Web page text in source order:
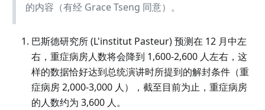
的内容（有经 Grace Tseng 同意）。
巴斯德研究所(L'institut Pasteur)预测在 12 月中左
右，重症病房人数将会降到 1,600-2,600 人左右，这
样的数据恰好达到总统演讲时所提到的解封条件（重
症病房 2,000-3,000 人），截至目前为止，重症病房
的人数约为 3,600 人。